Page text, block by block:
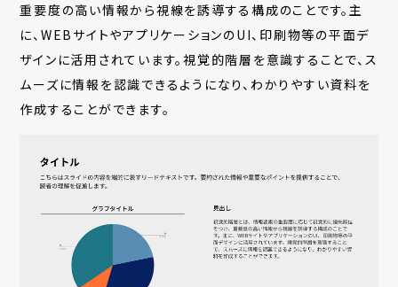
重要度の高い情報から視線を誘導する構成のことです。主
に、WEBサイトやアプリケーションのUI、印刷物等の平面デ
ザインに活用されています。視覚的階層を意識することで、ス
ムーズに情報を認識できるようになり、わかりやすい資料を
作成することができます。